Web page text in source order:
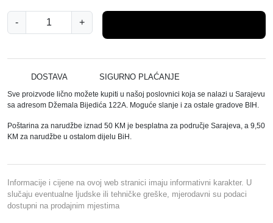
-
A
M
R
A
A
B
E
R
D
+
DOSTAVA SIGURNO PLAĆANJE
Sve proizvode lično možete kupiti u našoj poslovnici koja se nalazi u Sarajevu
sa adresom Džemala Bijedića 122A. Moguće slanje i za ostale gradove BIH.
Poštarina za narudžbe iznad 50 KM je besplatna za područje Sarajeva, a 9,50
KM za narudžbe u ostalom dijelu BiH.
Informacije i cijene na ovoj web stranici imaju informativni karakter. U
slučaju eventualne ljudske ili tehničke greške, mjerodavni su podaci
dostupni na prodajnim mjestima